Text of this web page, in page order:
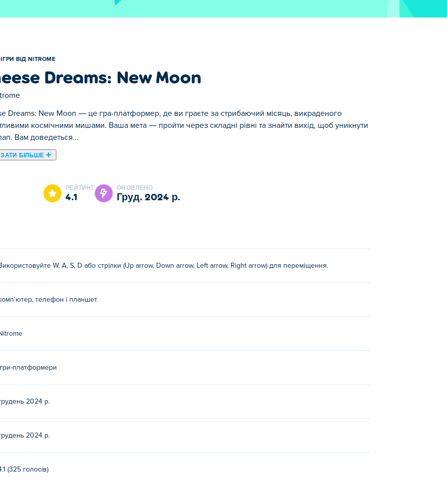
ІГРИ ВІД NITROME
Dreams: New Moon
Dreams: New Moon — це гра-платформер, де ви граєте за стрибаючий місяць, викраденого
космічними мишами. Ваша мета — пройти через складні рівні та знайти вихід, щоб уникнути
Вам доведеться...
БІЛЬШЕ
де ви граєте за стрибаючий місяць, викраденого пустотливими космічними мишами. Ваша
шлях до свободи. Кожен рівень приносить нові виклики, які випробовуватимуть ваш час і вміння.
в Cheese Dreams: New Moon?
Moon?
безкоштовно на Poki.
комп’ютері та мобільних пристроях, таких як телефони та планшети.
РЕЙТИНГ
4.1
ОНОВЛЕНО
груд. 2024 р.
W, A, S, D або стрілки (Up arrow, Down arrow, Left arrow, Right arrow) для переміщення.
телефон і планшет
Ігри-платформери
2024 р.
2024 р.
(325 голосів)